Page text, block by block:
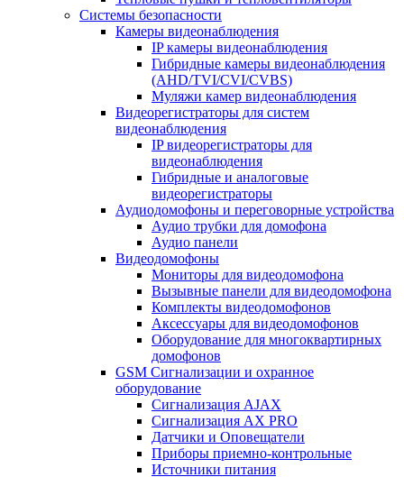
Системы безопасности
Камеры видеонаблюдения
IP камеры видеонаблюдения
Гибридные камеры видеонаблюдения
(AHD/TVI/CVI/CVBS)
Муляжи камер видеонаблюдения
Видеорегистраторы для систем
видеонаблюдения
IP видеорегистраторы для
видеонаблюдения
Гибридные и аналоговые
видеорегистраторы
Аудиодомофоны и переговорные устройства
Аудио трубки для домофона
Аудио панели
Видеодомофоны
Мониторы для видеодомофона
Вызывные панели для видеодомофона
Комплекты видеодомофонов
Аксессуары для видеодомофонов
Оборудование для многоквартирных
домофонов
GSM Сигнализации и охранное
оборудование
Сигнализация AJAX
Сигнализация AX PRO
Датчики и Оповещатели
Приборы приемно-контрольные
Источники питания